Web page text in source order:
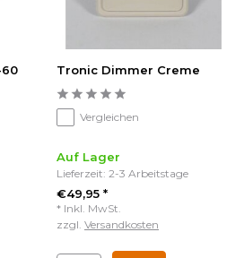
Tronic Dimmer Creme
Vergleichen
Auf Lager
Lieferzeit: 2-3 Arbeitstage
€49,95 *
* Inkl. MwSt.
zzgl. Versandkosten